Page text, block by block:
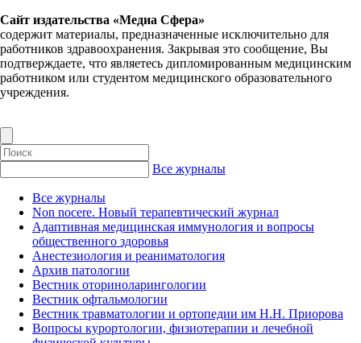
Сайт издательства «Медиа Сфера»
содержит материалы, предназначенные исключительно для
работников здравоохранения. Закрывая это сообщение, Вы
подтверждаете, что являетесь дипломированным медицинским
работником или студентом медицинского образовательного
учреждения.
Все журналы
Все журналы
Non nocere. Новый терапевтический журнал
Адаптивная медицинская иммунология и вопросы
общественного здоровья
Анестезиология и реаниматология
Архив патологии
Вестник оториноларингологии
Вестник офтальмологии
Вестник травматологии и ортопедии им Н.Н. Приорова
Вопросы курортологии, физиотерапии и лечебной